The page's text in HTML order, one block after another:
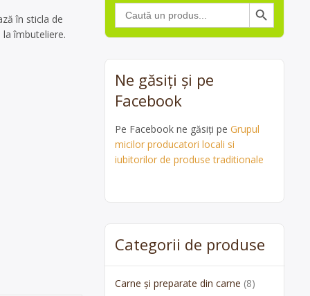
în sticla de
îmbuteliere.
Search
for:
Ne găsiți și pe
Facebook
Pe Facebook ne găsiți pe Grupul
micilor producatori locali si
iubitorilor de produse traditionale
Categorii de produse
Carne și preparate din carne (8)